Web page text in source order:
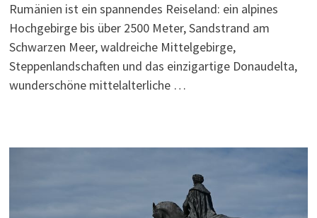
Rumänien ist ein spannendes Reiseland: ein alpines
Hochgebirge bis über 2500 Meter, Sandstrand am
Schwarzen Meer, waldreiche Mittelgebirge,
Steppenlandschaften und das einzigartige Donaudelta,
wunderschöne mittelalterliche …